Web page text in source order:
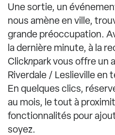
Une sortie, un
nous amène en ville,
grande préoccupation.
la dernière minute, à la
Clicknpark vous offre un
Riverdale / Leslieville en
En quelques clics,
au mois, le tout à
fonctionnalités pour
soyez.